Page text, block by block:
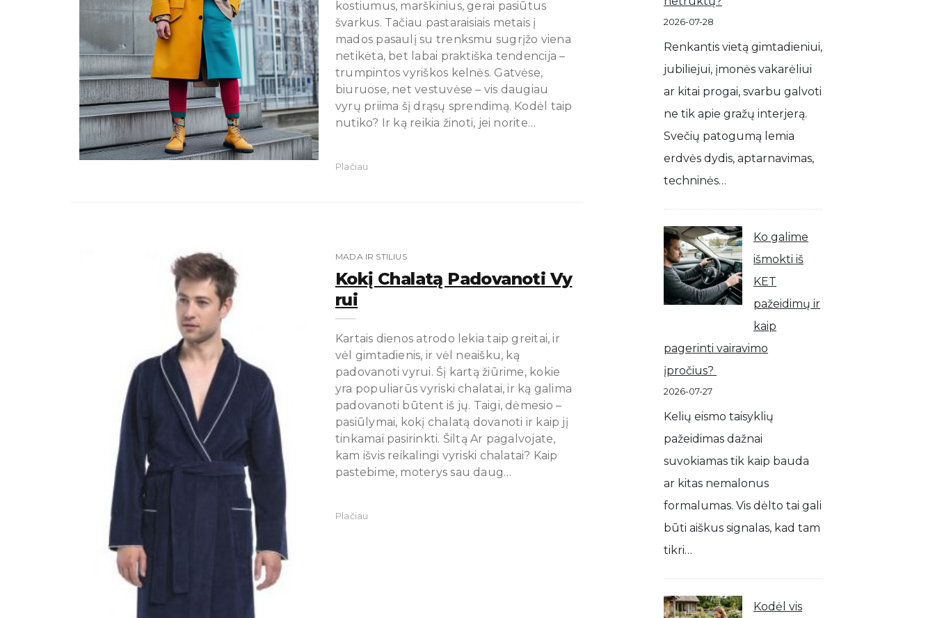
kostiumus, marškinius, gerai pasiūtus
švarkus. Tačiau pastaraisiais metais į
mados pasaulį su trenksmu sugrįžo viena
netikėta, bet labai praktiška tendencija –
trumpintos vyriškos kelnės. Gatvėse,
biuruose, net vestuvėse – vis daugiau
vyrų priima šį drąsų sprendimą. Kodėl taip
nutiko? Ir ką reikia žinoti, jei norite…
Plačiau
MADA IR STILIUS
Kokį Chalatą Padovanoti Vy
Rui
Kartais dienos atrodo lekia taip greitai, ir
vėl gimtadienis, ir vėl neaišku, ką
padovanoti vyrui. Šį kartą žiūrime, kokie
yra populiarūs vyriski chalatai, ir ką galima
padovanoti būtent iš jų. Taigi, dėmesio –
pasiūlymai, kokį chalatą dovanoti ir kaip jį
tinkamai pasirinkti. Šiltą Ar pagalvojate,
kam išvis reikalingi vyriski chalatai? Kaip
pastebime, moterys sau daug…
Plačiau
2026-07-28
Renkantis vietą gimtadieniui,
jubiliejui, įmonės vakarėliui
ar kitai progai, svarbu galvoti
ne tik apie gražų interjerą.
Svečių patogumą lemia
erdvės dydis, aptarnavimas,
techninės…
Ko galime
išmokti iš
KET
pažeidimų ir
kaip
pagerinti vairavimo
įpročius?
2026-07-27
Kelių eismo taisyklių
pažeidimas dažnai
suvokiamas tik kaip bauda
ar kitas nemalonus
formalumas. Vis dėlto tai gali
būti aiškus signalas, kad tam
tikri…
Kodėl vis